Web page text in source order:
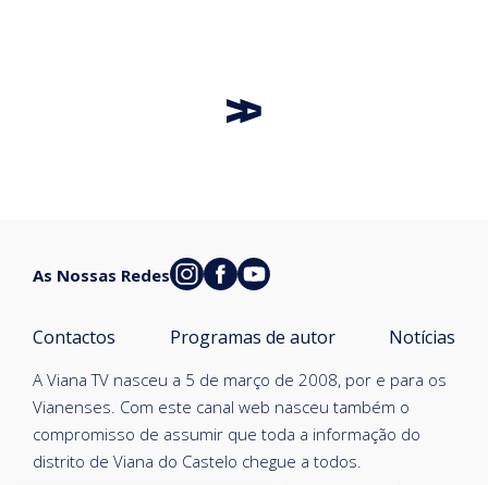
A Viana TV nasceu a 5 de março de 2008, por e para os
Vianenses. Com este canal web nasceu também o
compromisso de assumir que toda a informação do
distrito de Viana do Castelo chegue a todos.
Contactos Programas de autor Notícias
As Nossas Redes